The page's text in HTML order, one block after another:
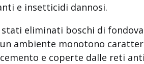
e insetticidi dannosi.
eliminati boschi di
ambiente monotono
e coperte dalle reti